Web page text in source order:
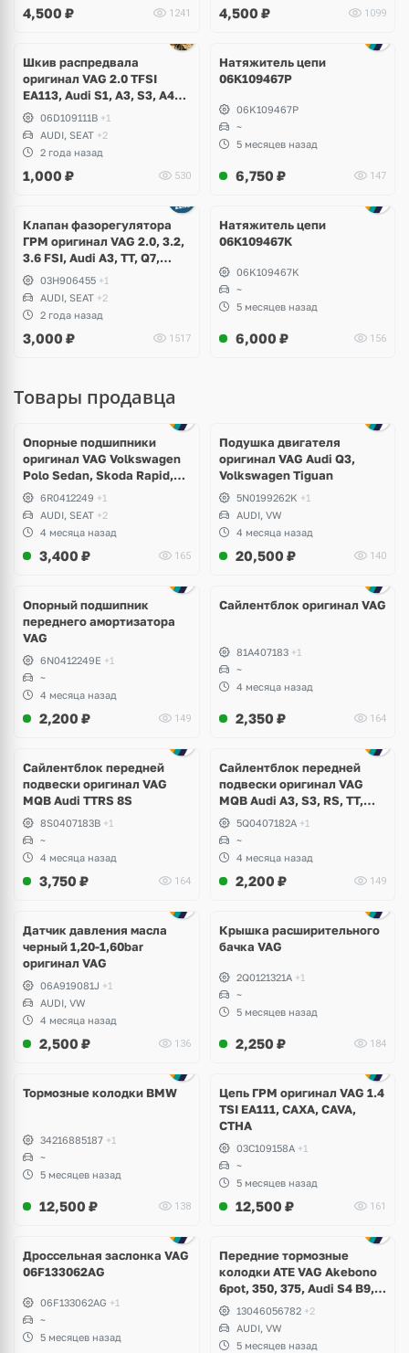
4,500 ₽ 1241 4,500 ₽ 1099
Шкив распредвала
оригинал VAG 2.0 TFSI
EA113, Audi S1, A3, S3, A4
B6, B7, A6 C6, TT, TTS,
Volkswagen Golf 5 GTI, 6 R,
Scirocco, Eos, Jetta, Passat
B6, Skoda Octavia A5 RS,
Seat Leon Cupra
06D109111B +1
AUDI, SEAT +2
2 года назад
1,000 ₽ 530
Натяжитель цепи
06K109467P
06K109467P
~
5 месяцев назад
6,750 ₽ 147
Клапан фазорегулятора
ГРМ оригинал VAG 2.0, 3.2,
3.6 FSI, Audi A3, TT, Q7,
Volkswagen Golf 5 R32,
Jetta, Passat B6 R36, CC,
Touareg GP, NF, Eos,
Teramont, Phaeton, Skoda
Octavia A5, Superb
03H906455 +1
AUDI, SEAT +2
2 года назад
3,000 ₽ 1517
Натяжитель цепи
06K109467K
06K109467K
~
5 месяцев назад
6,000 ₽ 156
Товары продавца
Опорные подшипники
оригинал VAG Volkswagen
Polo Sedan, Skoda Rapid,
Audi A1
6R0412249 +1
AUDI, SEAT +2
4 месяца назад
3,400 ₽ 165
Подушка двигателя
оригинал VAG Audi Q3,
Volkswagen Tiguan
5N0199262K +1
AUDI, VW
4 месяца назад
20,500 ₽ 140
Опорный подшипник
переднего амортизатора
VAG
6N0412249E +1
~
4 месяца назад
2,200 ₽ 149
Сайлентблок оригинал VAG
81A407183 +1
~
4 месяца назад
2,350 ₽ 164
Сайлентблок передней
подвески оригинал VAG
MQB Audi TTRS 8S
8S0407183B +1
~
4 месяца назад
3,750 ₽ 164
Сайлентблок передней
подвески оригинал VAG
MQB Audi A3, S3, RS, TT,
TTRS, Skoda Octavia A7,
Kodiaq, Karoq, Superb,
Volkswagen Tiguan, Passat,
Golf
5Q0407182A +1
~
4 месяца назад
2,200 ₽ 149
Датчик давления масла
черный 1,20-1,60bar
оригинал VAG
06A919081J +1
AUDI, VW
4 месяца назад
2,500 ₽ 136
Крышка расширительного
бачка VAG
2Q0121321A +1
~
5 месяцев назад
2,250 ₽ 184
Тормозные колодки BMW
34216885187 +1
~
5 месяцев назад
12,500 ₽ 138
Цепь ГРМ оригинал VAG 1.4
TSI EA111, CAXA, CAVA,
CTHA
03C109158A +1
~
5 месяцев назад
12,500 ₽ 161
Дроссельная заслонка VAG
06F133062AG
06F133062AG +1
~
5 месяцев назад
Передние тормозные
колодки ATE VAG Akebono
6pot, 350, 375, Audi S4 B9,
S5, A6 C8, A7, Q7, Q8,
Volkswagen Touareg
13046056782 +2
AUDI, VW
5 месяцев назад